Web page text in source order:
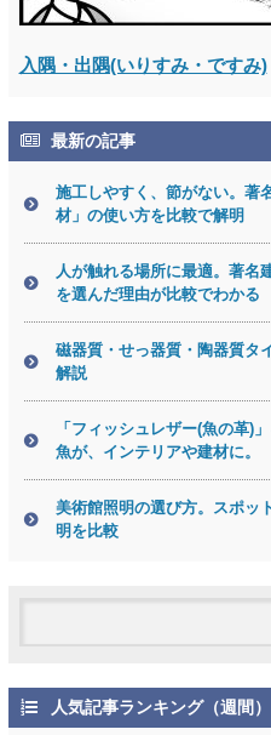
入隅・出隅(いりすみ・ですみ)
最新の記事
施工しやすく、節がない。著
材」の使い方を比較で解明
人が触れる場所に最適。著名
を選んだ理由が比較でわかる
磁器質・せっ器質・陶器質タ
解説
「フィッシュレザー(魚の革)
魚が、インテリアや建材に。
美術館照明の選び方。スポッ
明を比較
人気記事ランキング（週間）